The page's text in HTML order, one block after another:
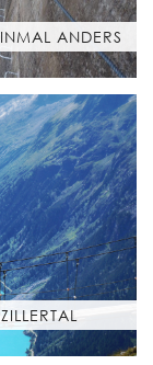
ANDERS